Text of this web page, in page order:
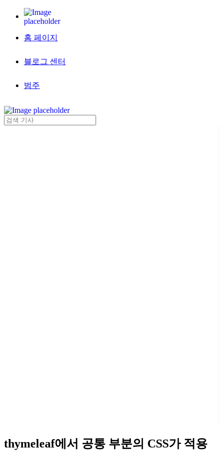
홈 페이지
블로그 센터
범주
thymeleaf에서 공통 부분의 CSS가 적용